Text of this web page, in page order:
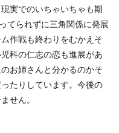
実でのいちゃいちゃも期
てられずに三角関係に発展
作戦も終わりをむかえそ
科の仁志の恋も進展があ
お姉さんと分かるのかそ
たりしています。今後の
せん。